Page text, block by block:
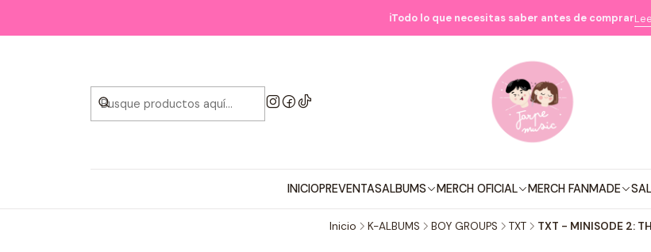
INICIOPREVENTASALBUMS MERCH OFICIAL MERCH FANMADE
ℹ️Todo lo que necesitas saber antes de comprar
Inicio K-ALBUMS BOY GROUPS TXT TXT - MINISODE 2: